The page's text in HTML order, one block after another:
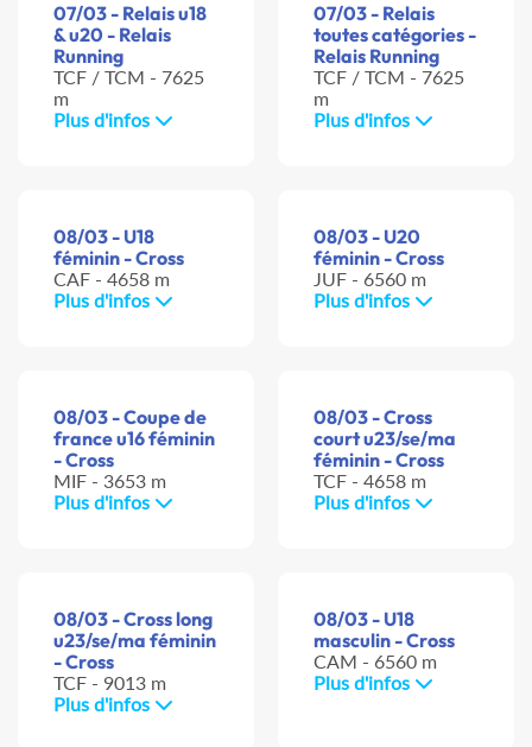
07/03 - Relais u18
& u20 - Relais
Running
TCF / TCM - 7625
m
Plus d'infos
07/03 - Relais
toutes catégories -
Relais Running
TCF / TCM - 7625
m
Plus d'infos
08/03 - U18
féminin - Cross
CAF - 4658 m
Plus d'infos
08/03 - U20
féminin - Cross
JUF - 6560 m
Plus d'infos
08/03 - Coupe de
france u16 féminin
- Cross
MIF - 3653 m
Plus d'infos
08/03 - Cross
court u23/se/ma
féminin - Cross
TCF - 4658 m
Plus d'infos
08/03 - Cross long
u23/se/ma féminin
- Cross
TCF - 9013 m
Plus d'infos
08/03 - U18
masculin - Cross
CAM - 6560 m
Plus d'infos